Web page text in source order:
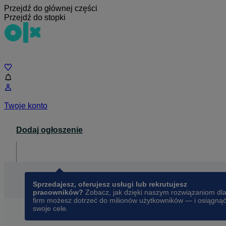
Przejdź do głównej części
Przejdź do stopki
Twoje konto
Dodaj ogłoszenie
Sprzedajesz, oferujesz usługi lub rekrutujesz
pracowników? Zobacz, jak dzięki naszym rozwiązaniom dla
firm możesz dotrzeć do milionów użytkowników — i osiągnąć
swoje cele.